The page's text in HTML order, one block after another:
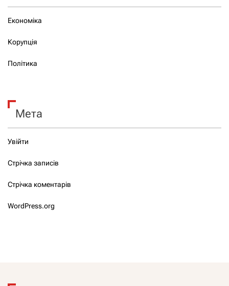
Економіка
Корупція
Політика
Мета
Увійти
Стрічка записів
Стрічка коментарів
WordPress.org